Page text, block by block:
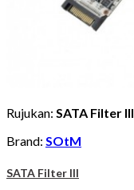
Rujukan: SATA Filter III
Brand: SOtM
SATA Filter III